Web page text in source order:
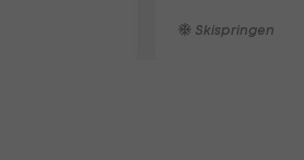
Skispringen